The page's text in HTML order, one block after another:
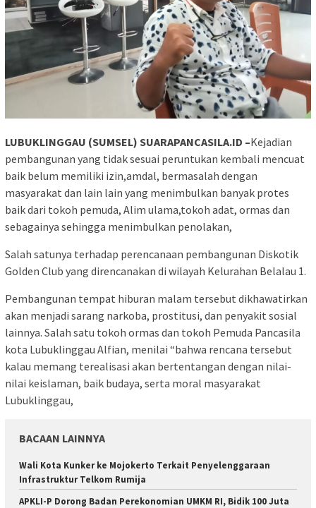
LUBUKLINGGAU (SUMSEL) SUARAPANCASILA.ID –Kejadian
pembangunan yang tidak sesuai peruntukan kembali mencuat
baik belum memiliki izin,amdal, bermasalah dengan
masyarakat dan lain lain yang menimbulkan banyak protes
baik dari tokoh pemuda, Alim ulama,tokoh adat, ormas dan
sebagainya sehingga menimbulkan penolakan,
Salah satunya terhadap perencanaan pembangunan Diskotik
Golden Club yang direncanakan di wilayah Kelurahan Belalau 1.
Pembangunan tempat hiburan malam tersebut dikhawatirkan
akan menjadi sarang narkoba, prostitusi, dan penyakit sosial
lainnya. Salah satu tokoh ormas dan tokoh Pemuda Pancasila
kota Lubuklinggau Alfian, menilai “bahwa rencana tersebut
kalau memang terealisasi akan bertentangan dengan nilai-
nilai keislaman, baik budaya, serta moral masyarakat
Lubuklinggau,
BACAAN LAINNYA
Wali Kota Kunker ke Mojokerto Terkait Penyelenggaraan
Infrastruktur Telkom Rumija
APKLI-P Dorong Badan Perekonomian UMKM RI, Bidik 100 Juta